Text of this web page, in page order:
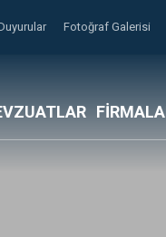
Fotoğraf Galerisi